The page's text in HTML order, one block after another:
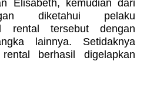
Elisabeth, kemudian dari
diketahui pelaku
rental tersebut dengan
lainnya. Setidaknya
berhasil digelapkan